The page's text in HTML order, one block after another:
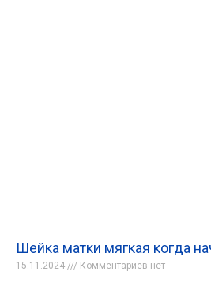
Шейка матки мягкая когда
15.11.2024 Комментариев нет